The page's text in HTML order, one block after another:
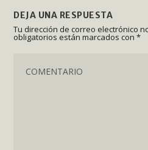
DEJA UNA RESPUESTA
Tu dirección de correo electrónico
obligatorios están marcados con*